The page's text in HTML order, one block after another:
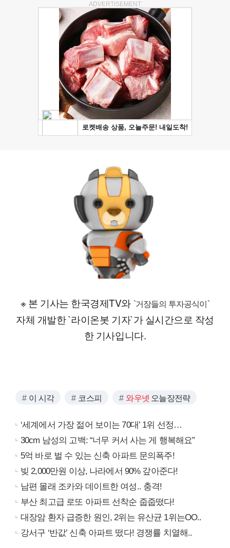
ADVERTISEMENT
※ 본 기사는 한국경제TV와 `거장들의 투자공식이`
자체 개발한 `라이온봇 기자`가 실시간으로 작성
한 기사입니다.
이 시각 코스피 와우넷 오늘장전략
‘세계에서 가장 젊어 보이는 70대’ 1위 선정…
30cm 남성의 고백: “너무 커서 사는 게 행복해요”
5억 바로 벌 수 있는 신축 아파트 문의폭주!
빚 2,000만원 이상, 나라에서 90% 갚아준다!
남편 몰래 조카와 데이트한 여성.. 충격!
부산 최고급 로또 아파트 선착순 줍줍떴다!
대장암 환자 급증한 원인, 2위는 유산균 1위는OO..
강서구 ‘반값’ 신축 아파트 떴다! 경쟁률 치열해..